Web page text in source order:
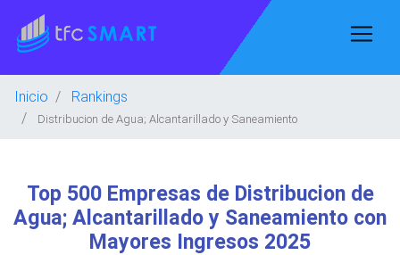
Inicio Rankings
Distribucion de Agua; Alcantarillado y Saneamiento
Top 500 Empresas de Distribucion de
Agua; Alcantarillado y Saneamiento con
Mayores Ingresos 2025